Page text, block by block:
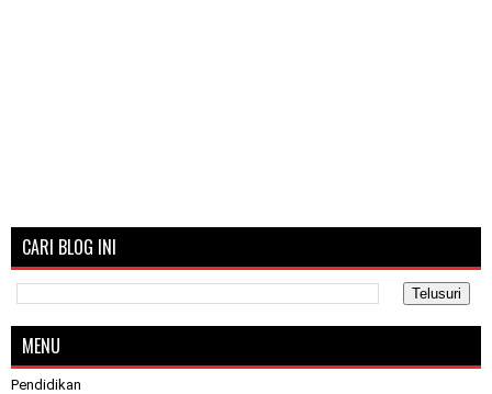
CARI BLOG INI
MENU
Pendidikan